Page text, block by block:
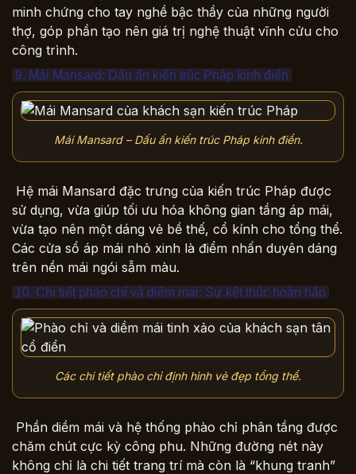
minh chứng cho tay nghề bậc thầy của những người
thợ, góp phần tạo nên giá trị nghệ thuật vĩnh cửu cho
công trình.
9. Mái Mansard: Dấu ấn kiến trúc Pháp kinh điển
Mái Mansard – Dấu ấn kiến trúc Pháp kinh điển.
Hệ mái Mansard đặc trưng của kiến trúc Pháp được
sử dụng, vừa giúp tối ưu hóa không gian tầng áp mái,
vừa tạo nên một dáng vẻ bề thế, cổ kính cho tổng thể.
Các cửa sổ áp mái nhỏ xinh là điểm nhấn duyên dáng
trên nền mái ngói sẫm màu.
10. Chi tiết phào chỉ và diềm mái: Sự kết thúc hoàn hảo
Các chi tiết phào chỉ định hình vẻ đẹp tổng thể.
Phần diềm mái và hệ thống phào chỉ phân tầng được
chăm chút cực kỳ công phu. Những đường nét này
không chỉ là chi tiết trang trí mà còn là “khung tranh”